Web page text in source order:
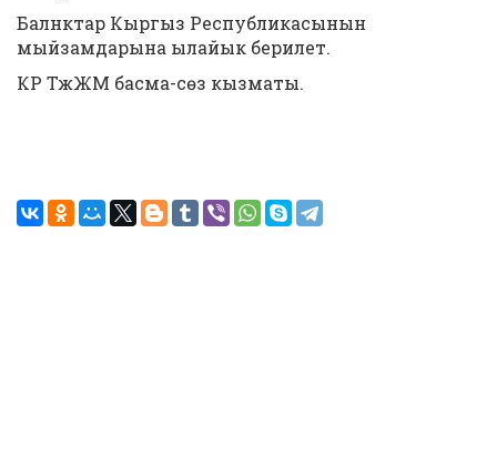
Балнктар Кыргыз Республикасынын
мыйзамдарына ылайык берилет.
КР ТжЖМ басма-сөз кызматы.